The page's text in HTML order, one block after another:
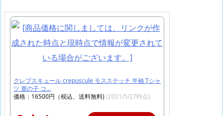
クレプスキュール crepuscule モスステッチ 半袖 Tシャ
ツ 鹿の子 コ…
価格：16500円（税込、送料無料)(2021/5/27時点)